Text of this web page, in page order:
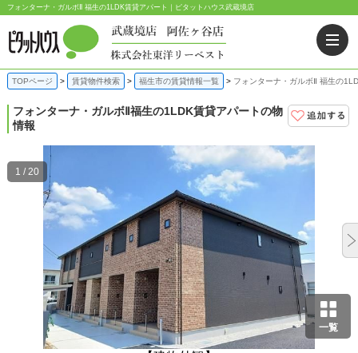
フォンターナ・ガルボⅡ 福生の1LDK賃貸アパート｜ピタットハウス武蔵境店
TOPページ 賃貸物件検索 福生市の賃貸情報一覧 フォンターナ・ガルボⅡ 福生の
フォンターナ・ガルボⅡ福生の1LDK賃貸アパートの物
情報
一覧
1 / 20